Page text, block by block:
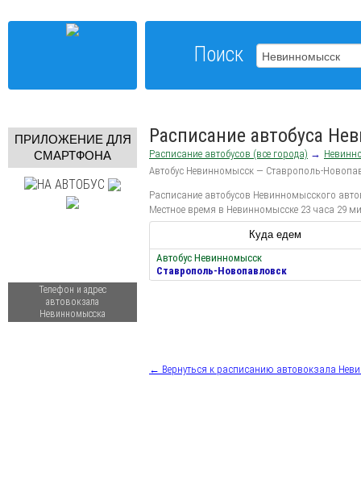
Поиск
ПРИЛОЖЕНИЕ ДЛЯ
СМАРТФОНА
Телефон и адрес
автовокзала
Невинномысска
Расписание автобуса
Расписание автобусов (все города) →
Автобус Невинномысск — Ставрополь-
Расписание автобусов Невинномысского
Местное время в Невинномысске 23 часа 29
Куда едем
Автобус Невинномысск
Ставрополь-Новопавловск
← Вернуться к расписанию автовокзала